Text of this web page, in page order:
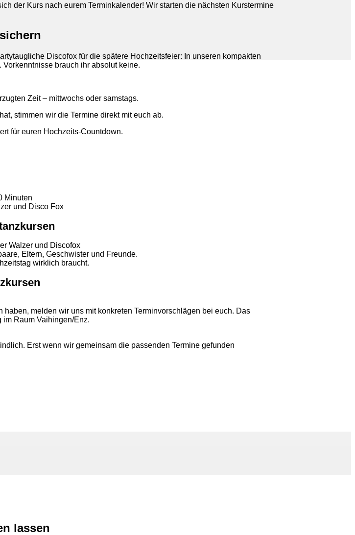
der Kurs nach eurem Terminkalender! Wir starten die nächsten Kurstermine
Discofox für die spätere Hochzeitsfeier: In unseren kompakten
brauch ihr absolut keine.
Zeit – mittwochs oder samstags.
stimmen wir die Termine direkt mit euch ab.
für euren Hochzeits-Countdown.
Minuten
und Disco Fox
Walzer und Discofox
Eltern, Geschwister und Freunde.
wirklich braucht.
melden wir uns mit konkreten Terminvorschlägen bei euch. Das
Raum Vaihingen/Enz.
Erst wenn wir gemeinsam die passenden Termine gefunden
lassen